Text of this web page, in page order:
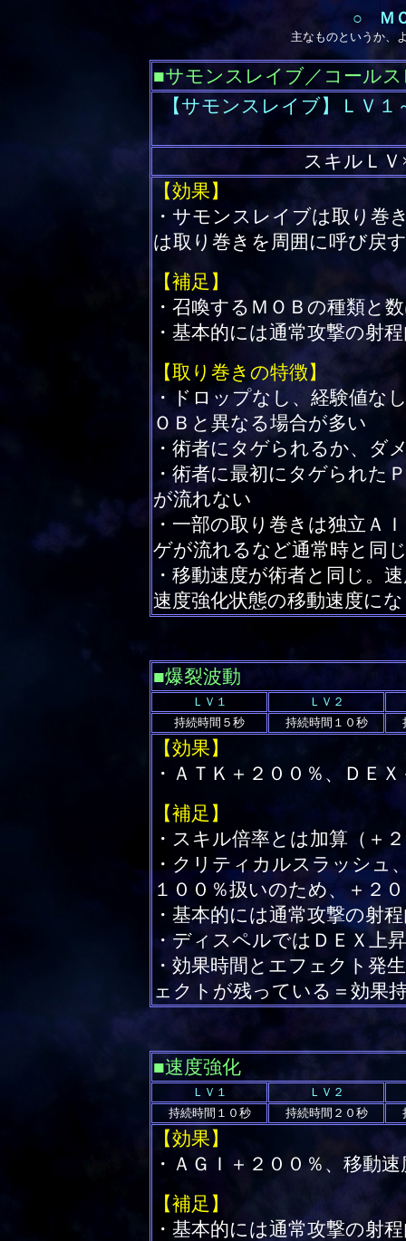
○ Ｍ
主なものというか、
■サモンスレイブ／コール
【サモンスレイブ】ＬＶ
スキルＬ
【効果】
・サモンスレイブは取り巻
は取り巻きを周囲に呼び戻
【補足】
・召喚するＭＯＢの種類と
・基本的には通常攻撃の射
【取り巻きの特徴】
・ドロップなし、経験値な
ＯＢと異なる場合が多い
・術者にタゲられるか、ダ
・術者に最初にタゲられた
が流れない
・一部の取り巻きは独立Ａ
ゲが流れるなど通常時と同
・移動速度が術者と同じ。
速度強化状態の移動速度に
■爆裂波動
ＬＶ１
ＬＶ２
持続時間５秒
持続時間１０秒
【効果】
・ＡＴＫ＋２００％、ＤＥ
【補足】
・スキル倍率とは加算（＋
・クリティカルスラッシュ
１００％扱いのため、＋２
・基本的には通常攻撃の射
・ディスペルではＤＥＸ上
・効果時間とエフェクト発
ェクトが残っている＝効果
■速度強化
ＬＶ１
ＬＶ２
持続時間１０秒
持続時間２０秒
【効果】
・ＡＧＩ＋２００％、移動
【補足】
・基本的には通常攻撃の射